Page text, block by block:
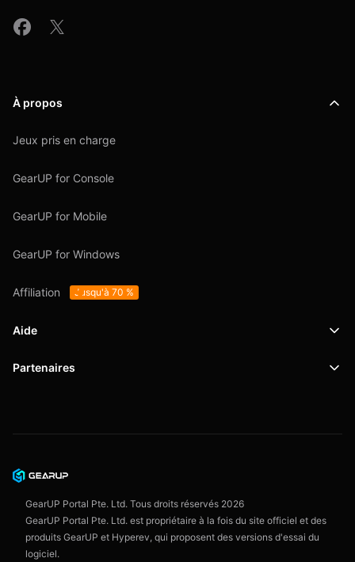
À propos
Jeux pris en charge
GearUP for Console
GearUP for Mobile
GearUP for Windows
Affiliation Jusqu'à 70 %
Aide
Support
Conditions d'utilisation
Partenaires
GearUP Portal Pte. Ltd. Tous droits réservés 2026
GearUP Portal Pte. Ltd. est propriétaire à la fois du site officiel et des
produits GearUP et Hyperev, qui proposent des versions d'essai du
logiciel.